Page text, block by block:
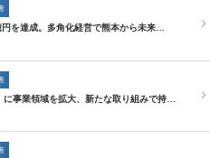
を達成。多角化経営で熊本から未来…
に事業領域を拡大、新たな取り組みで持…